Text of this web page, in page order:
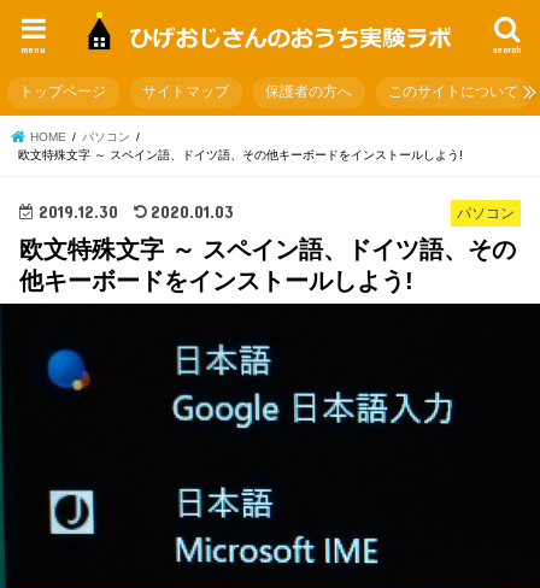
search
menu
トップページ サイトマップ 保護者の方へ このサイトについて
HOME
パソコン
欧文特殊文字 ～ スペイン語、ドイツ語、その他キーボードをインストールしよう!
パソコン
2019.12.30 2020.01.03
欧文特殊文字 ～ スペイン語、ドイツ語、その
他キーボードをインストールしよう!